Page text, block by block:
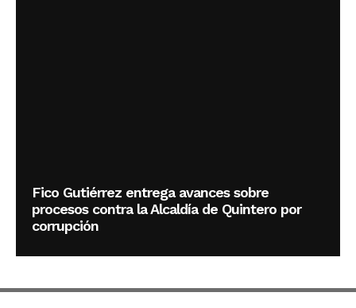
Fico Gutiérrez entrega avances sobre
procesos contra la Alcaldía de Quintero por
corrupción